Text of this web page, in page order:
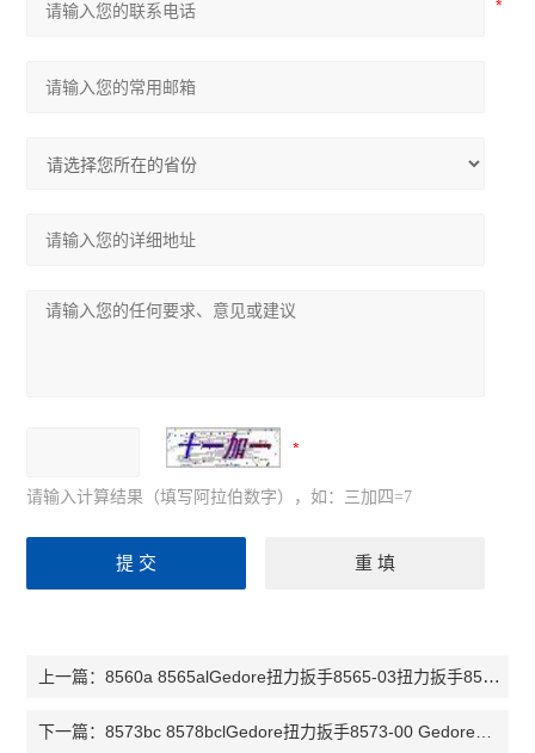
请输入计算结果（填写阿拉伯数字），如：三加四=7
上一篇：8560a 8565alGedore扭力扳手8565-03扭力扳手8565-04扭矩扳手8560a 8565al
下一篇：8573bc 8578bclGedore扭力扳手8573-00 Gedore扭力扳手8573-02 扭矩扳手8573-03